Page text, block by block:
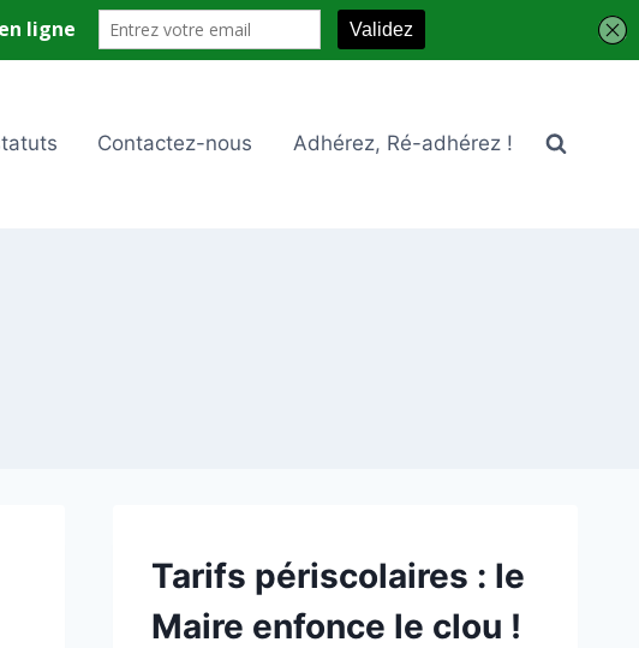
Contactez-nous Adhérez, Ré-adhérez !
NON
CLASSÉ
Tarifs périscolaires : le
Maire enfonce le clou !